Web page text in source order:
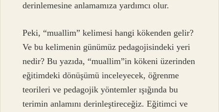
derinlemesine anlamamıza yardımcı olur.
Peki, “muallim” kelimesi hangi kökenden gelir?
Ve bu kelimenin günümüz pedagojisindeki yeri
nedir? Bu yazıda, “muallim”in kökeni üzerinden
eğitimdeki dönüşümü inceleyecek, öğrenme
teorileri ve pedagojik yöntemler ışığında bu
terimin anlamını derinleştireceğiz. Eğitimci ve